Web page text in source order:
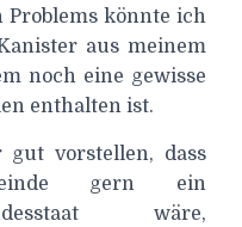
könnte ich
aus meinem
noch eine gewisse
enthalten ist.
vorstellen, dass
gern ein
wäre,